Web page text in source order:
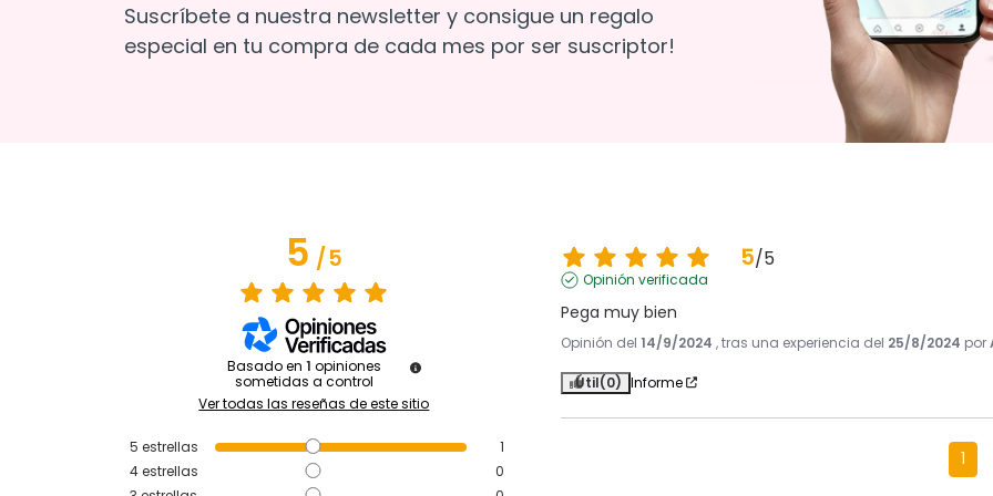
Suscríbete a nuestra newsletter y consigue un regalo
especial en tu compra de cada mes por ser suscriptor!
5/5
Basado en 1 opiniones
sometidas a control
Ver todas las reseñas de este sitio
5 estrellas
1
4estrellas
0
5/5
Opinión verificada
Pega muy bien
Opinión del 14/9/2024 , tras una experiencia del 25/8/2024 por
Útil(0) Informe
1